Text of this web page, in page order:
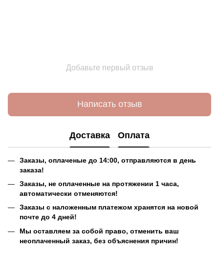
Добавьте первый отзыв
Написать отзыв
Доставка Оплата
Заказы, оплаченые до 14:00, отправляются в день
заказа!
Заказы, не оплаченные на протяжении 1 часа,
автоматически отменяются!
Заказы с наложенным платежом хранятся на новой
почте до 4 дней!
Мы оставляем за собой право, отменить ваш
неоплаченный заказ, без объяснения причин!